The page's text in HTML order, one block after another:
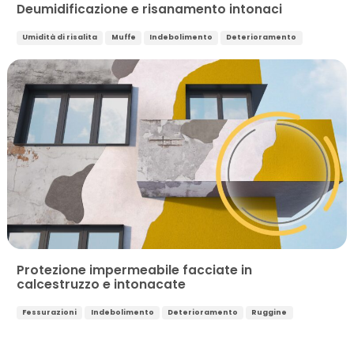
Deumidificazione e risanamento intonaci
Umidità di risalita Muffe Indebolimento Deterioramento
Protezione impermeabile facciate in
calcestruzzo e intonacate
Fessurazioni Indebolimento Deterioramento Ruggine